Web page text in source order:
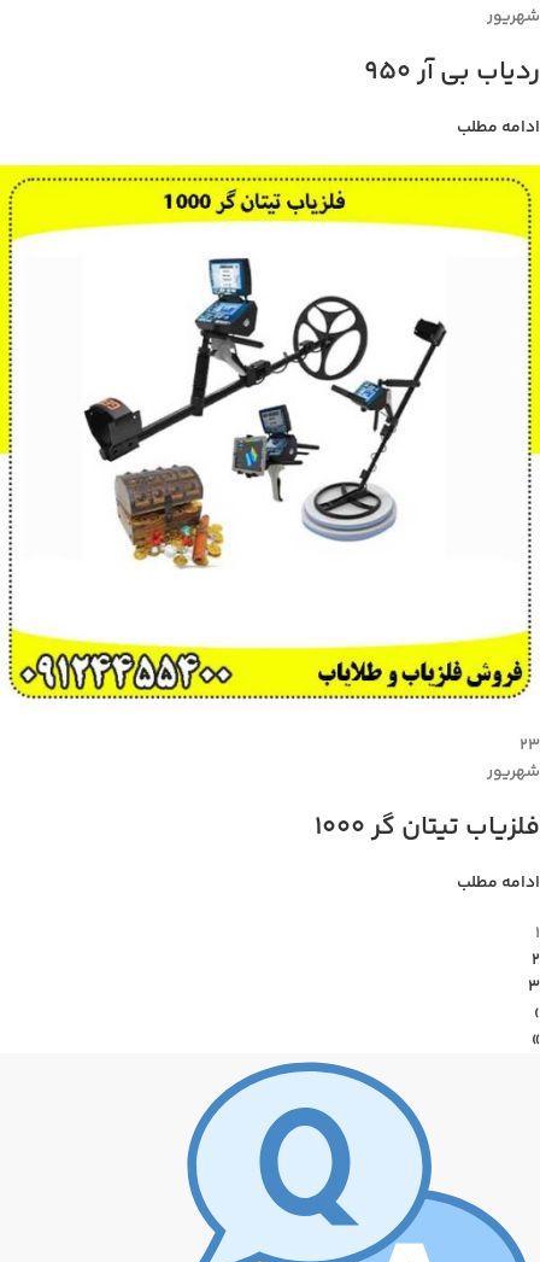
شهریور
ردیاب بی آر 950
ادامه مطلب
۲۳
شهریور
فلزیاب تیتان گر 1000
ادامه مطلب
1
2
3
›
»